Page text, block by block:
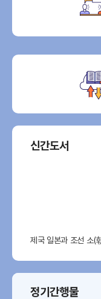
신간도서
제국 일본과 조선 소(
정기간행물